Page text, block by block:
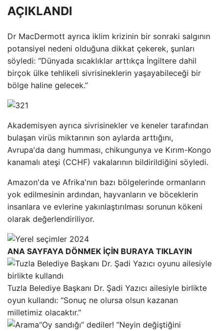
AÇIKLANDI
Dr MacDermott ayrıca iklim krizinin bir sonraki salgının
potansiyel nedeni olduğuna dikkat çekerek, şunları
söyledi: “Dünyada sıcaklıklar arttıkça İngiltere dahil
birçok ülke tehlikeli sivrisineklerin yaşayabileceği bir
bölge haline gelecek.”
Akademisyen ayrıca sivrisinekler ve keneler tarafından
bulaşan virüs miktarının son aylarda arttığını,
Avrupa'da dang humması, chikungunya ve Kırım-Kongo
kanamalı ateşi (CCHF) vakalarının bildirildiğini söyledi.
Amazon'da ve Afrika'nın bazı bölgelerinde ormanların
yok edilmesinin ardından, hayvanların ve böceklerin
insanlara ve evlerine yakınlaştırılması sorunun kökeni
olarak değerlendiriliyor.
ANA SAYFAYA DÖNMEK İÇİN BURAYA TIKLAYIN
Tuzla Belediye Başkanı Dr. Şadi Yazıcı ailesiyle birlikte
oyun kullandı: “Sonuç ne olursa olsun kazanan
milletimiz olacaktır.”
“Oy sandığı” dediler! “Neyin değiştiğini